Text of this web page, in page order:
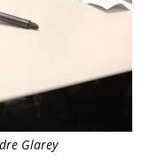
Glarey